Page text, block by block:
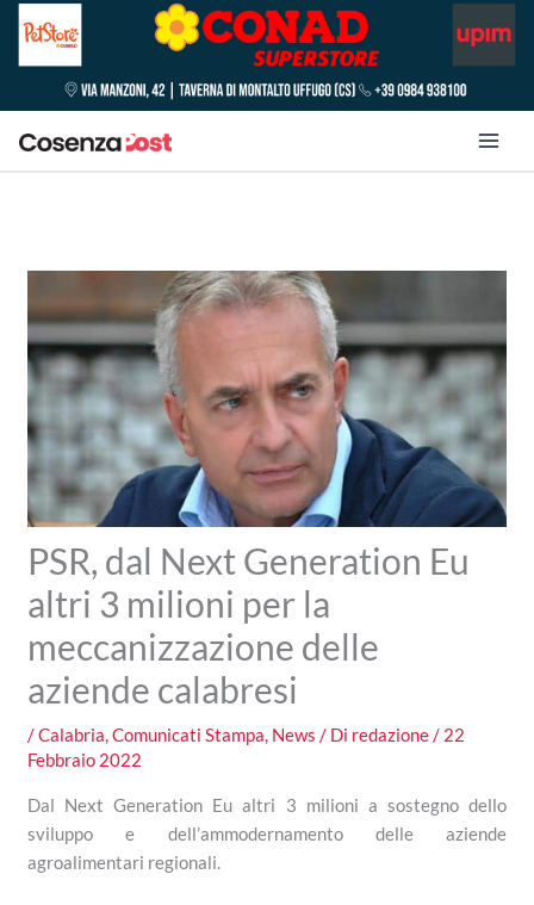
PSR, dal Next Generation Eu
altri 3 milioni per la
meccanizzazione delle
aziende calabresi
/Calabria,Comunicati Stampa, News / Di redazione/ 22
Febbraio 2022
Dal Next Generation Eu altri 3 milioni a sostegno dello
sviluppo e dell’ammodernamento delle aziende
agroalimentari regionali.